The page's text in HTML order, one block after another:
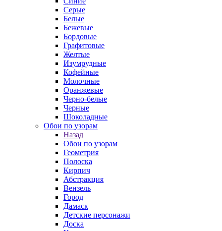
Серые
Белые
Бежевые
Бордовые
Графитовые
Желтые
Изумрудные
Кофейные
Молочные
Оранжевые
Черно-белые
Черные
Шоколадные
Обои по узорам
Назад
Обои по узорам
Геометрия
Полоска
Кирпич
Абстракция
Вензель
Город
Дамаск
Детские персонажи
Доска